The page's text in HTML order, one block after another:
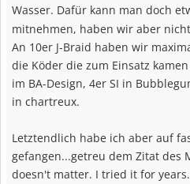
Wasser. Dafür kann man doch
mitnehmen, haben wir aber
An 10er J-Braid haben wir
die Köder die zum Einsatz
im BA-Design, 4er SI in
in chartreux.
Letztendlich habe ich aber auf
gefangen...getreu dem Zitat des
doesn't matter. I tried it for